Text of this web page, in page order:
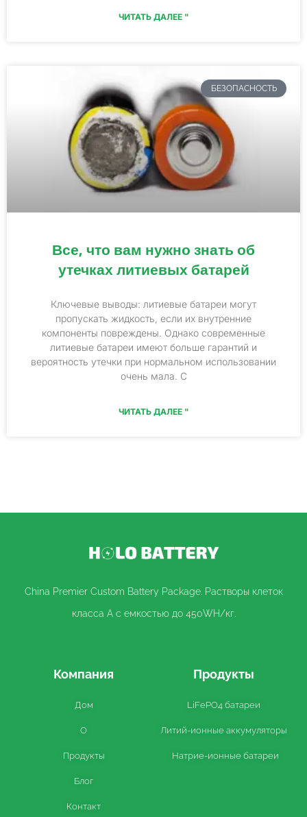
ЧИТАТЬ ДАЛЕЕ "
БЕЗОПАСНОСТЬ
Все, что вам нужно знать об
утечках литиевых батарей
Ключевые выводы: литиевые батареи могут
пропускать жидкость, если их внутренние
компоненты повреждены. Однако современные
литиевые батареи имеют больше гарантий и
вероятность утечки при нормальном использовании
очень мала. С
ЧИТАТЬ ДАЛЕЕ "
China Premier Custom Battery Package. Растворы клеток
класса A с емкостью до 450WH/кг.
Компания
Дом
О
Продукты
Блог
Контакт
Продукты
LiFePO4 батареи
Литий-ионные аккумуляторы
Натрие-ионные батареи